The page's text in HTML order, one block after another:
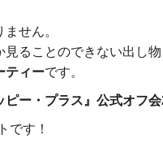
せん。
ることのできない出し
ティーです。
ー・プラス』公式オフ
です！